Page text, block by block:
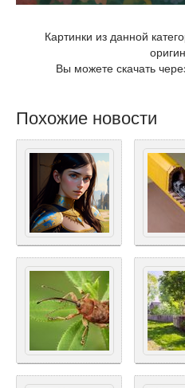
Картинки из данной
Вы можете скачать
Похожие новости